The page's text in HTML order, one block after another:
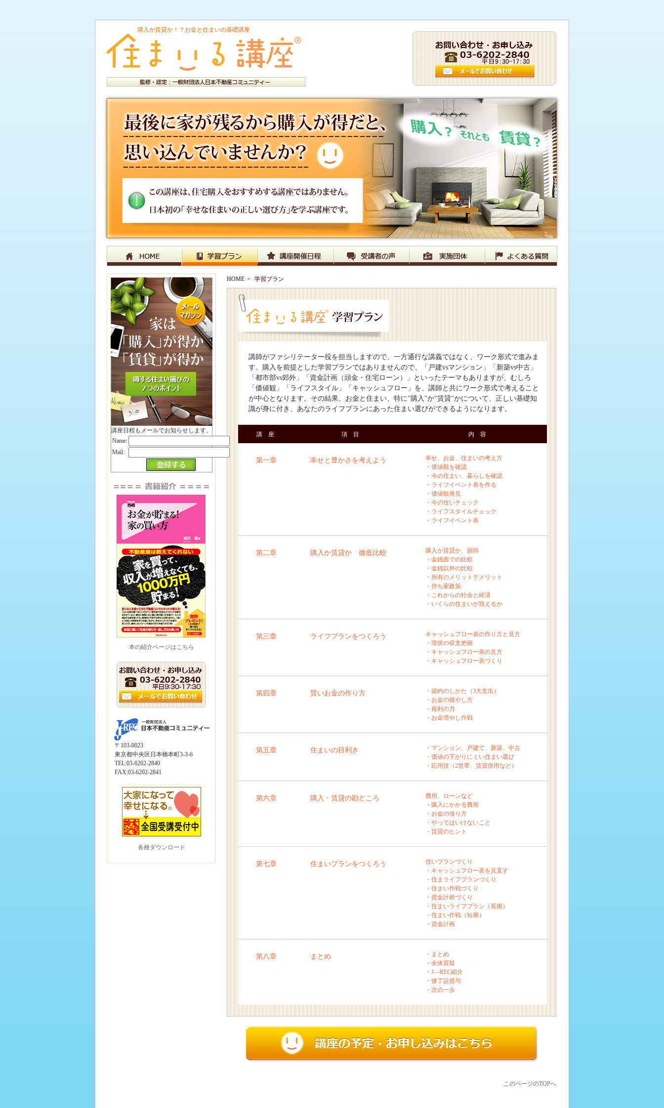
購入か賃貸か！？お金と住まいの基礎講座
HOME > 学習プラン
講師がファシリテーター役を担当しますので、一方通行な講義ではなく、ワーク形式で進みま
す。購入を前提とした学習プランではありませんので、「戸建vsマンション」「新築vs中古」
「都市部vs郊外」「資金計画（頭金・住宅ローン）」といったテーマもありますが、むしろ
「価値観」「ライフスタイル」「キャッシュフロー」を、講師と共にワーク形式で考えること
が中心となります。その結果、お金と住まい、特に"購入"か"賃貸"かについて、正しい基礎知
識が身に付き、あなたのライフプランにあった住まい選びができるようになります。
講 座 項 目 内 容
第一章 幸せと豊かさを考えよう
幸せ、お金、住まいの考え方
・価値観を確認
・今の住まい、暮らしを確認
・ライフイベント表を作る
・価値観発見
・今の住いチェック
・ライフスタイルチェック
・ライフイベント表
第二章 購入か賃貸か 徹底比較
購入か賃貸か、損得
・金銭面での比較
・金銭以外の比較
・所有のメリットデメリット
・持ち家政策
・これからの社会と経済
・いくらの住まいが買えるか
第三章 ライフプランをつくろう
キャッシュフロー表の作り方と見方
・現状の収支把握
・キャッシュフロー表の見方
・キャッシュフロー表づくり
第四章 賢いお金の作り方
・節約のしかた（3大支出）
・お金の殖やし方
・複利の力
・お金増やし作戦
第五章 住まいの目利き
・マンション、戸建て、新築、中古
・価値の下がりにくい住まい選び
・応用技（2世帯、賃貸併用など）
第六章 購入・賃貸の勘どころ
費用、ローンなど
・購入にかかる費用
・お金の借り方
・やってはいけないこと
・賃貸のヒント
第七章 住まいプランをつくろう
住いプランづくり
・キャッシュフロー表を見直す
・住まライフプランづくり
・住まい作戦づくり
・資金計画づくり
・住まいライフプラン（長期）
・住まい作戦（短期）
・資金計画
第八章 まとめ
・まとめ
・全体質疑
・J―REC紹介
・修了証授与
・次の一歩
このページのTOPへ
講座日程もメールでお知らせします。
Name:
Mail:
本の紹介ページはこちら
〒103-0023
東京都中央区日本橋本町3-3-6
TEL:03-6202-2840
FAX:03-6202-2841
各種ダウンロード